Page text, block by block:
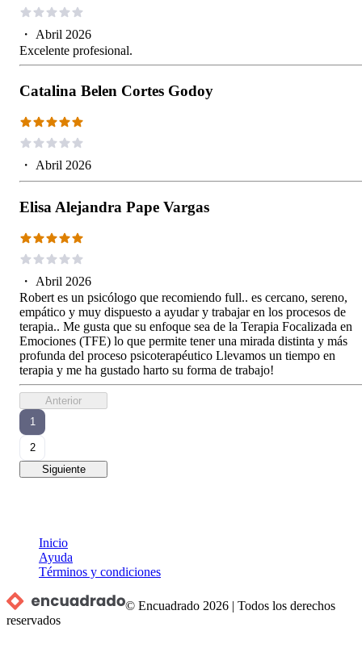
・ Abril 2026
Excelente profesional.
Catalina Belen Cortes Godoy
・ Abril 2026
Elisa Alejandra Pape Vargas
・ Abril 2026
Robert es un psicólogo que recomiendo full.. es cercano, sereno,
empático y muy dispuesto a ayudar y trabajar en los procesos de
terapia.. Me gusta que su enfoque sea de la Terapia Focalizada en
Emociones (TFE) lo que permite tener una mirada distinta y más
profunda del proceso psicoterapéutico Llevamos un tiempo en
terapia y me ha gustado harto su forma de trabajo!
Anterior
1
2
Siguiente
Inicio
Ayuda
Términos y condiciones
© Encuadrado 2026 |Todos los derechos
reservados